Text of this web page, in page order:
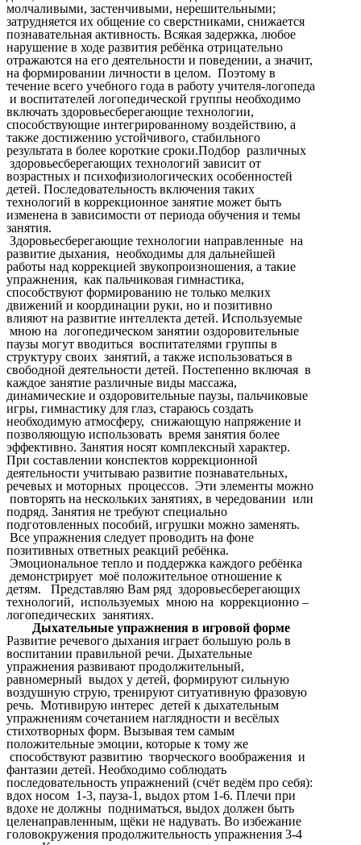
молчаливыми, застенчивыми, нерешительными;
затрудняется их общение со сверстниками, снижается
познавательная активность. Всякая задержка, любое
нарушение в ходе развития ребёнка отрицательно
отражаются на его деятельности и поведении, а значит,
на формировании личности в целом. Поэтому в
течение всего учебного года в работу учителя-логопеда
и воспитателей логопедической группы необходимо
включать здоровьесберегающие технологии,
способствующие интегрированному воздействию, а
также достижению устойчивого, стабильного
результата в более короткие сроки.Подбор различных
здоровьесберегающих технологий зависит от
возрастных и психофизиологических особенностей
детей. Последовательность включения таких
технологий в коррекционное занятие может быть
изменена в зависимости от периода обучения и темы
занятия.
Здоровьесберегающие технологии направленные на
развитие дыхания, необходимы для дальнейшей
работы над коррекцией звукопроизношения, а такие
упражнения, как пальчиковая гимнастика,
способствуют формированию не только мелких
движений и координации руки, но и позитивно
влияют на развитие интеллекта детей. Используемые
мною на логопедическом занятии оздоровительные
паузы могут вводиться воспитателями группы в
структуру своих занятий, а также использоваться в
свободной деятельности детей. Постепенно включая в
каждое занятие различные виды массажа,
динамические и оздоровительные паузы, пальчиковые
игры, гимнастику для глаз, стараюсь создать
необходимую атмосферу, снижающую напряжение и
позволяющую использовать время занятия более
эффективно. Занятия носят комплексный характер.
При составлении конспектов коррекционной
деятельности учитываю развитие познавательных,
речевых и моторных процессов. Эти элементы можно
повторять на нескольких занятиях, в чередовании или
подряд. Занятия не требуют специально
подготовленных пособий, игрушки можно заменять.
Все упражнения следует проводить на фоне
позитивных ответных реакций ребёнка.
Эмоциональное тепло и поддержка каждого ребёнка
демонстрирует моё положительное отношение к
детям. Представляю Вам ряд здоровьесберегающих
технологий, используемых мною на коррекционно –
логопедических занятиях.
Дыхательные упражнения в игровой форме
Развитие речевого дыхания играет большую роль в
воспитании правильной речи. Дыхательные
упражнения развивают продолжительный,
равномерный выдох у детей, формируют сильную
воздушную струю, тренируют ситуативную фразовую
речь. Мотивирую интерес детей к дыхательным
упражнениям сочетанием наглядности и весёлых
стихотворных форм. Вызывая тем самым
положительные эмоции, которые к тому же
способствуют развитию творческого воображения и
фантазии детей. Необходимо соблюдать
последовательность упражнений (счёт ведём про себя):
вдох носом 1-3, пауза-1, выдох ртом 1-6. Плечи при
вдохе не должны подниматься, выдох должен быть
целенаправленным, щёки не надувать. Во избежание
головокружения продолжительность упражнения 3-4